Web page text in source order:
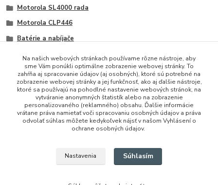
Motorola SL4000 rada
Motorola CLP446
Batérie a nabíjače
+421 948 229 224
Na našich webových stránkach používame rôzne nástroje, aby
sme Vám ponúkli optimálne zobrazenie webovej stránky. To
zahŕňa aj spracovanie údajov (aj osobných), ktoré sú potrebné na
zobrazenie webovej stránky a jej funkčnosť, ako aj ďalšie nástroje,
ktoré sa používajú na pohodlné nastavenie webových stránok, na
vytváranie anonymných štatistík alebo na zobrazenie
personalizovaného (reklamného) obsahu. Ďalšie informácie
vrátane práva namietať voči spracovaniu osobných údajov a práva
odvolať súhlas môžete kedykoľvek nájsť v našom Vyhlásení o
ochrane osobných údajov.
Nastavenia Súhlasím